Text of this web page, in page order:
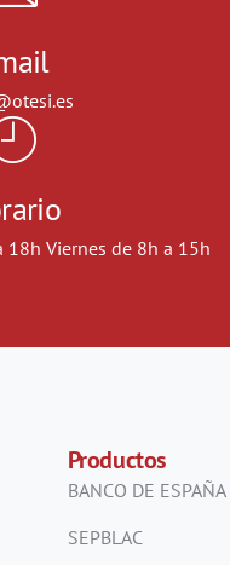
18h Viernes de 8h a 15h
Productos
BANCO DE ESPAÑA
SEPBLAC